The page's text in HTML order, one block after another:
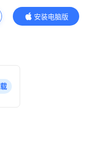
安装电脑版
内容更精彩